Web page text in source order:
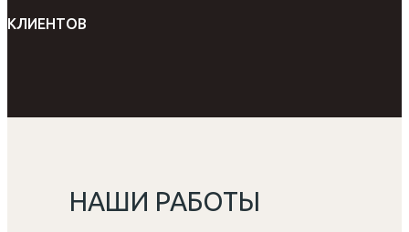
КЛИЕНТОВ
НАШИ РАБОТЫ